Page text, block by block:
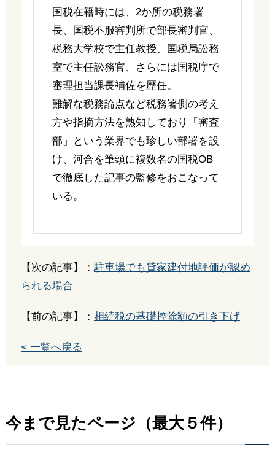
国税在籍時には、2か所の税務署
長、国税不服審判所で部長審判官、
税務大学校で主任教授、国税局訟務
室で主任訟務官、さらには国税庁で
審理担当課長補佐を歴任。
難解な税務論点など税務署側の考え
方や指摘方法を熟知しており「審査
部」という業界でも珍しい部署を設
け、河合を筆頭に複数名の国税OB
で徹底した記事の監修をおこなって
いる。
【次の記事】：駐車場でも貸家建付地評価が認め
られる場合
【前の記事】： 相続税の基礎控除額の引き下げ
< 一覧へ戻る
今まで見たページ（最大５件）